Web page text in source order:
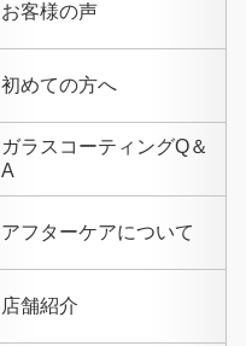
お客様の声
初めての方へ
ガラスコーティングQ＆
A
アフターケアについて
店舗紹介